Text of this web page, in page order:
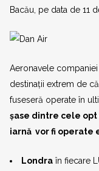
Bacău, pe data de 11
Aeronavele
destinații extrem de
fuseseră operate în
șase dintre cele
iarnă vor fi operate
Londra în fiecare